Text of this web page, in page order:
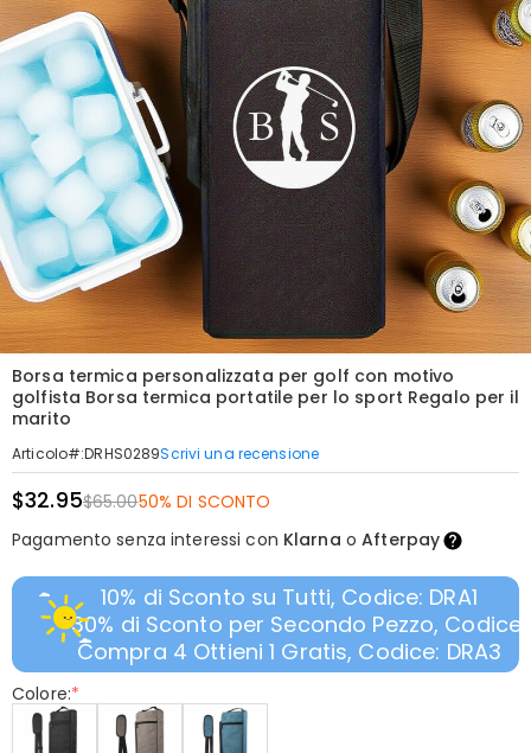
Borsa termica personalizzata per golf con motivo
golfista Borsa termica portatile per lo sport Regalo per il
marito
Articolo#:DRHS0289Scrivi una recensione
$32.95$65.0050% DI SCONTO
Pagamento senza interessi con Klarna oAfterpay
10% di Sconto su Tutti, Codice: DRA1
30% di Sconto per Secondo Pezzo, Codice:
Compra 4 Ottieni 1 Gratis, Codice: DRA3
Colore:*